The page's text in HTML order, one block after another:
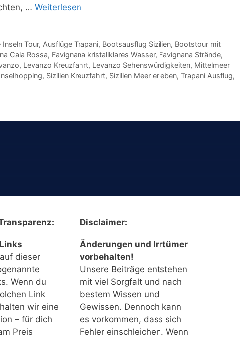
… Weiterlesen
Tour, Ausflüge Trapani, Bootsausflug Sizilien, Bootstour mit
Cala Rossa, Favignana kristallklares Wasser, Favignana Strände,
, Levanzo Kreuzfahrt, Levanzo Sehenswürdigkeiten, Mittelmeer
, Sizilien Kreuzfahrt, Sizilien Meer erleben, Trapani Ausflug,
dieser
Wenn du
Link
wir eine
– für dich
Preis
Disclaimer:
Änderungen und Irrtümer
vorbehalten!
Unsere Beiträge entstehen
mit viel Sorgfalt und nach
bestem Wissen und
Gewissen. Dennoch kann
es vorkommen, dass sich
Fehler einschleichen. Wenn